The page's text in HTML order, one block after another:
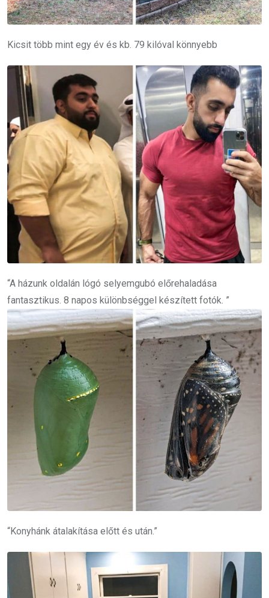
Kicsit több mint egy év és kb. 79 kilóval könnyebb
“A házunk oldalán lógó selyemgubó előrehaladása
fantasztikus. 8 napos különbséggel készített fotók. ”
“Konyhánk átalakítása előtt és után.”